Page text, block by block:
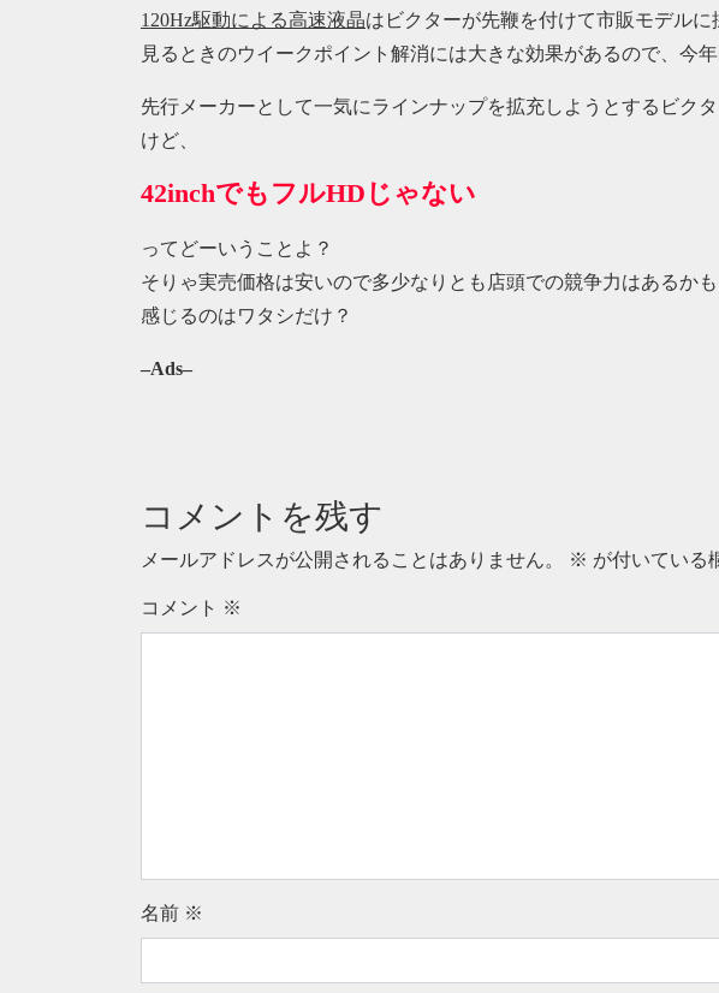
120Hz駆動による高速液晶はビクターが先鞭を付けて市販モデル
見るときのウイークポイント解消には大きな効果があるので、今
先行メーカーとして一気にラインナップを拡充しようとするビク
けど、
42inchでもフルHDじゃない
ってどーいうことよ？
そりゃ実売価格は安いので多少なりとも店頭での競争力はあるか
感じるのはワタシだけ？
–Ads–
コメントを残す
メールアドレスが公開されることはありません。 ※ が付いている
コメント ※
名前 ※